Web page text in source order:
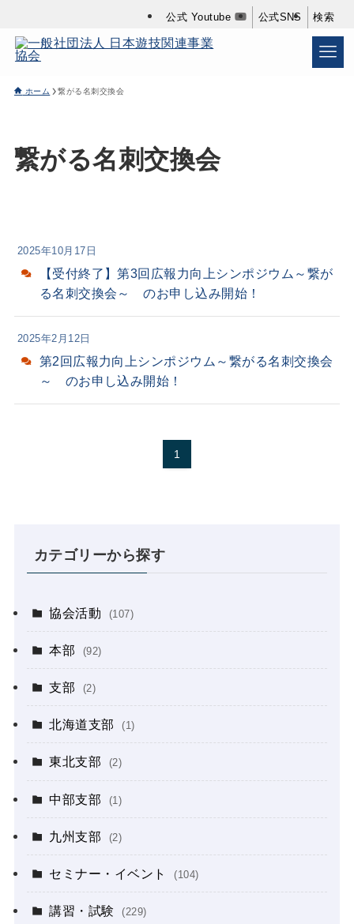
公式 Youtube 公式SNS 検索
ホーム 繋がる名刺交換会
繋がる名刺交換会
2025年10月17日
【受付終了】第3回広報力向上シンポジウム～繋が
る名刺交換会～ のお申し込み開始！
2025年2月12日
第2回広報力向上シンポジウム～繋がる名刺交換会
～ のお申し込み開始！
1
カテゴリーから探す
協会活動 (107)
本部 (92)
支部 (2)
北海道支部 (1)
東北支部 (2)
中部支部 (1)
九州支部 (2)
セミナー・イベント (104)
講習・試験 (229)